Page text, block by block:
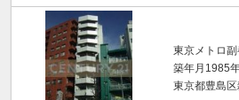
東京メトロ
築年月1985
東京都豊島